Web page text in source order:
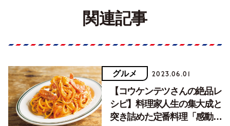
関連記事
グルメ 2023.06.01
【コウケンテツさんの絶品レ
シピ】料理家人生の集大成と
突き詰めた定番料理「感動ナ